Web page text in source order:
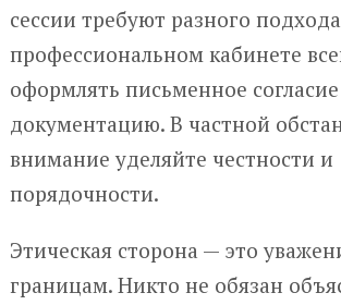
сессии требуют разного
профессиональном кабинете
оформлять письменное
документацию. В частной
внимание уделяйте честности и
порядочности.
Этическая сторона — это
границам. Никто не обязан